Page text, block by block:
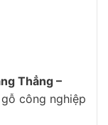
Thẳng –
công nghiệp